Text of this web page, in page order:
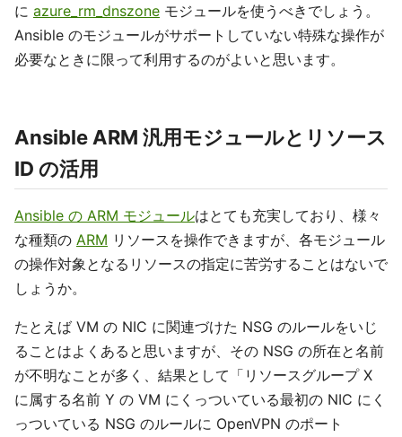
に azure_rm_dnszone モジュールを使うべきでしょう。
Ansible のモジュールがサポートしていない特殊な操作が
必要なときに限って利用するのがよいと思います。
Ansible ARM 汎用モジュールとリソース
ID の活用
Ansible の ARM モジュールはとても充実しており、様々
な種類の ARM リソースを操作できますが、各モジュール
の操作対象となるリソースの指定に苦労することはないで
しょうか。
たとえば VM の NIC に関連づけた NSG のルールをいじ
ることはよくあると思いますが、その NSG の所在と名前
が不明なことが多く、結果として「リソースグループ X
に属する名前 Y の VM にくっついている最初の NIC にく
っついている NSG のルールに OpenVPN のポート